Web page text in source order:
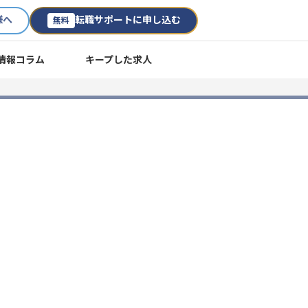
へ 無料 転職サポートに申し込む
報コラム キープした求人